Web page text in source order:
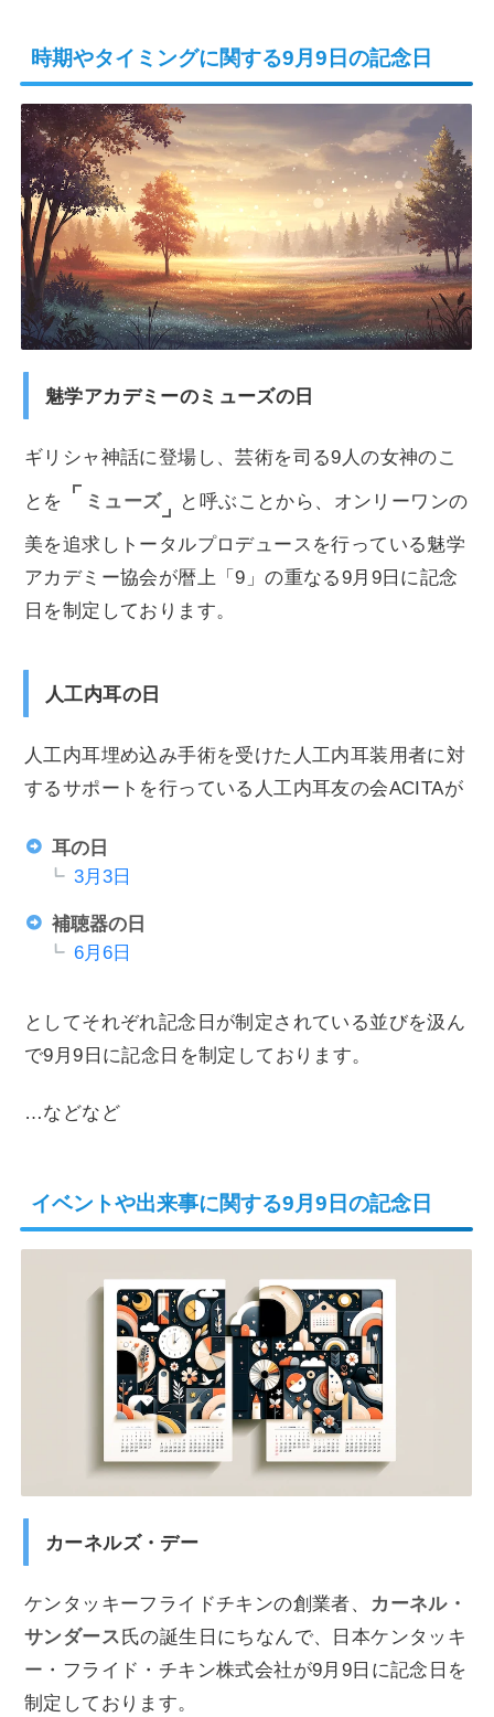
時期やタイミングに関する9月9日の記念日
魅学アカデミーのミューズの日
ギリシャ神話に登場し、芸術を司る9人の女神のこ
とを ミューズ と呼ぶことから、オンリーワンの
美を追求しトータルプロデュースを行っている魅学
アカデミー協会が暦上「9」の重なる9月9日に記念
日を制定しております。
人工内耳の日
人工内耳埋め込み手術を受けた人工内耳装用者に対
するサポートを行っている人工内耳友の会ACITAが
耳の日
3月3日
補聴器の日
6月6日
としてそれぞれ記念日が制定されている並びを汲ん
で9月9日に記念日を制定しております。
…などなど
イベントや出来事に関する9月9日の記念日
カーネルズ・デー
ケンタッキーフライドチキンの創業者、
カーネル・
サンダース 氏の誕生日にちなんで、日本ケンタッキ
ー・フライド・チキン株式会社が9月9日に記念日を
制定しております。